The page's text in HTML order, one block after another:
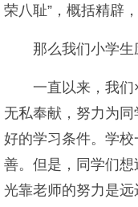
荣八耻”，概括精辟
那么我们小学生
一直以来，我们
无私奉献，努力为
好的学习条件。学
善。但是，同学们想
光靠老师的努力是